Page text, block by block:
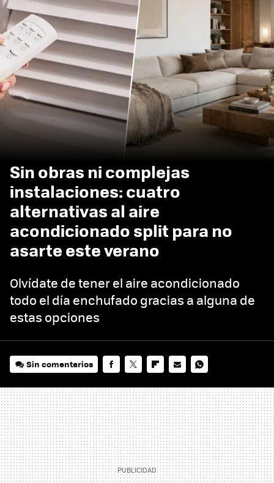
Sin obras ni complejas
instalaciones: cuatro
alternativas al aire
acondicionado split para no
asarte este verano
Olvídate de tener el aire acondicionado
todo el día enchufado gracias a alguna de
estas opciones
Sin comentarios
MAIL